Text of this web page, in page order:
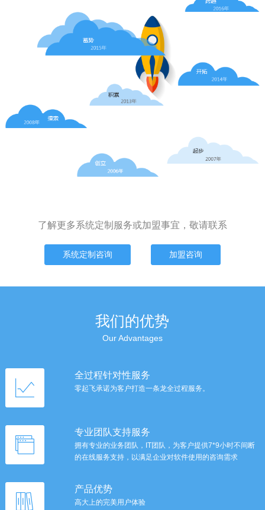
了解更多系统定制服务或加盟事宜，敬请联系
系统定制咨询 加盟咨询
我们的优势
Our Advantages
全过程针对性服务
零起飞承诺为客户打造一条龙全过程服务。
专业团队支持服务
拥有专业的业务团队，IT团队，为客户提供7*9小时不间断
的在线服务支持，以满足企业对软件使用的咨询需求
产品优势
高大上的完美用户体验